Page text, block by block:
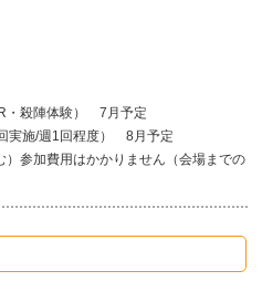
・殺陣体験） 7月予定
実施/週1回程度） 8月予定
参加費用はかかりません（会場までの